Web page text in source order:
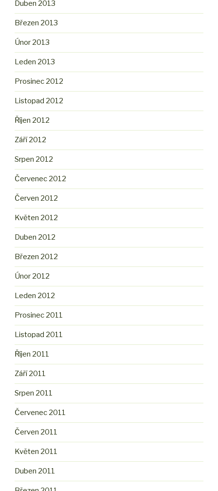
Duben 2013
Březen 2013
Únor 2013
Leden 2013
Prosinec 2012
Listopad 2012
Říjen 2012
Září 2012
Srpen 2012
Červenec 2012
Červen 2012
Květen 2012
Duben 2012
Březen 2012
Únor 2012
Leden 2012
Prosinec 2011
Listopad 2011
Říjen 2011
Září 2011
Srpen 2011
Červenec 2011
Červen 2011
Květen 2011
Duben 2011